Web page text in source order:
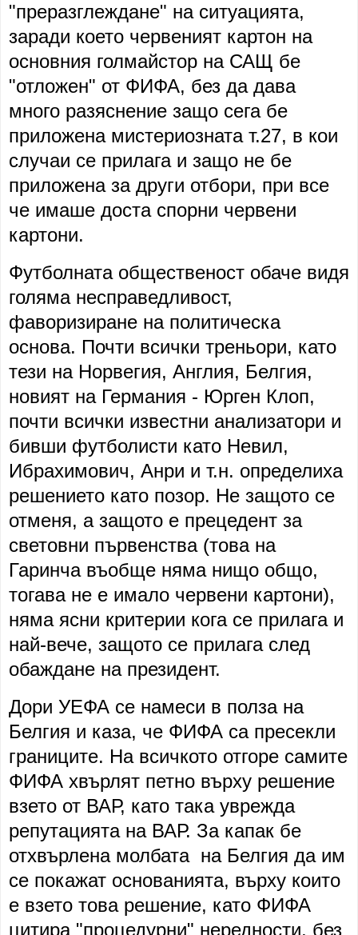
"преразглеждане" на ситуацията,
заради което червеният картон на
основния голмайстор на САЩ бе
"отложен" от ФИФА, без да дава
много разяснение защо сега бе
приложена мистериозната т.27, в кои
случаи се прилага и защо не бе
приложена за други отбори, при все
че имаше доста спорни червени
картони.
Футболната общественост обаче видя
голяма несправедливост,
фаворизиране на политическа
основа. Почти всички треньори, като
тези на Норвегия, Англия, Белгия,
новият на Германия - Юрген Клоп,
почти всички известни анализатори и
бивши футболисти като Невил,
Ибрахимович, Анри и т.н. определиха
решението като позор. Не защото се
отменя, а защото е прецедент за
световни първенства (това на
Гаринча въобще няма нищо общо,
тогава не е имало червени картони),
няма ясни критерии кога се прилага и
най-вече, защото се прилага след
обаждане на президент.
Дори УЕФА се намеси в полза на
Белгия и каза, че ФИФА са пресекли
границите. На всичкото отгоре самите
ФИФА хвърлят петно върху решение
взето от ВАР, като така уврежда
репутацията на ВАР. За капак бе
отхвърлена молбата на Белгия да им
се покажат основанията, върху които
е взето това решение, като ФИФА
цитира "процедурни" нередности, без